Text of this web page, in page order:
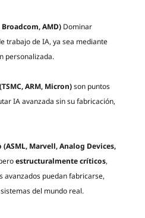
AMD) Dominar
trabajo de IA, ya sea mediante
personalizada.
ARM, Micron)son puntos
IA avanzada sin su fabricación,
Marvell, Analog Devices,
estructuralmente críticos,
avanzados puedan fabricarse,
del mundo real.